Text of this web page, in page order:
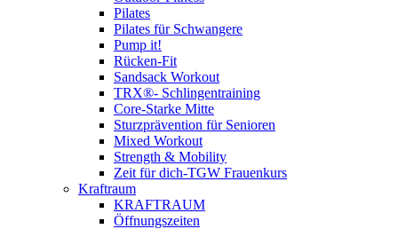
Pilates
Pilates für Schwangere
Pump it!
Rücken-Fit
Sandsack Workout
TRX®- Schlingentraining
Core-Starke Mitte
Sturzprävention für Senioren
Mixed Workout
Strength & Mobility
Zeit für dich-TGW Frauenkurs
Kraftraum
KRAFTRAUM
Öffnungszeiten